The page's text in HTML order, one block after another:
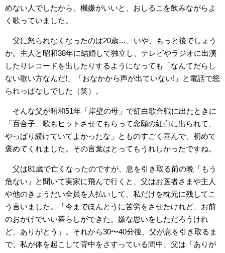
めない人でしたから、機嫌がいいと、おしるこを飲みながらよ
く歌っていました。
父に怒られなくなったのは20歳…、いや、もっと後でしょう
か。主人と昭和38年に結婚して独立し、テレビやラジオに出演
したりレコードを出したりするようになっても「なんてだらし
ない歌い方なんだ!」「おなかから声が出ていない!」と電話で怒
られっぱなしでした（笑）。
そんな父が昭和51年「岸壁の母」で紅白歌合戦に出たときに
「百合子、歌もヒットさせてもらって念願の紅白に出られて、
やっぱり続けていてよかったな」とものすごく喜んで、初めて
褒めてくれました。その言葉はとってもうれしかったですね。
父は81歳で亡くなったのですが、息を引き取る前の晩「もう
危ない」と聞いて実家に飛んで行くと、父はお医者さまや主人
や他のきょうだい全員を人払いして、私だけを枕元に残してこ
う言いました。「今までほんとうに苦労をさせたけれど、お前
のおかげでいい暮らしができた。嫌な思いをしただろうけれ
ど、ありがとう」。それから30〜40分後、父が息を引き取るま
で、私が体を起こして背中をさすっている間中、父は「ありが